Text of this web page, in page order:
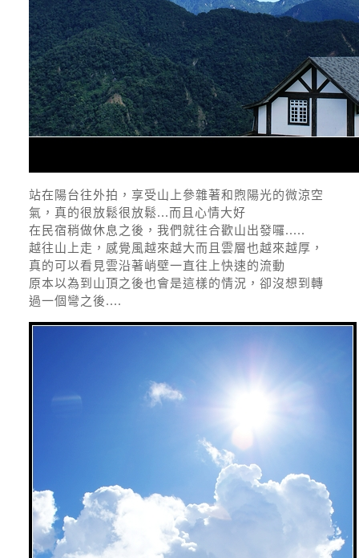
站在陽台往外拍，享受山上參雜著和煦陽光的微涼空
氣，真的很放鬆很放鬆...而且心情大好
在民宿稍做休息之後，我們就往合歡山出發囉.....
越往山上走，感覺風越來越大而且雲層也越來越厚，
真的可以看見雲沿著峭壁一直往上快速的流動
原本以為到山頂之後也會是這樣的情況，卻沒想到轉
過一個彎之後....